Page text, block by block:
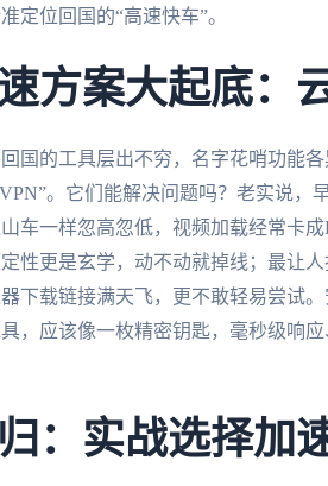
定位回国的“高速快车”。
方案大起底：
国的工具层出不穷，名字花哨功能
。它们能解决问题吗？老实说
车一样忽高忽低，视频加载经常卡
性更是玄学，动不动就掉线；最让
下载链接满天飞，更不敢轻易尝试
，应该像一枚精密钥匙，毫秒级响
：实战选择加